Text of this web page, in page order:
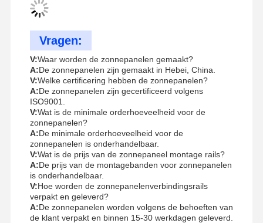
Vragen:
V:Waar worden de zonnepanelen gemaakt?
A:De zonnepanelen zijn gemaakt in Hebei, China.
V:Welke certificering hebben de zonnepanelen?
A:De zonnepanelen zijn gecertificeerd volgens
ISO9001.
V:Wat is de minimale orderhoeveelheid voor de
zonnepanelen?
A:De minimale orderhoeveelheid voor de
zonnepanelen is onderhandelbaar.
V:Wat is de prijs van de zonnepaneel montage rails?
A:De prijs van de montagebanden voor zonnepanelen
is onderhandelbaar.
V:Hoe worden de zonnepanelenverbindingsrails
verpakt en geleverd?
A:De zonnepanelen worden volgens de behoeften van
de klant verpakt en binnen 15-30 werkdagen geleverd.